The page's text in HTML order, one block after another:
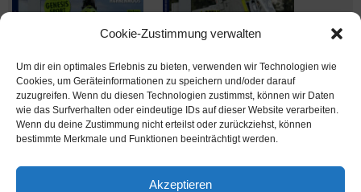
Cookie-Zustimmung verwalten
Um dir ein optimales Erlebnis zu bieten, verwenden wir Technologien wie
Cookies, um Geräteinformationen zu speichern und/oder darauf
zuzugreifen. Wenn du diesen Technologien zustimmst, können wir Daten
wie das Surfverhalten oder eindeutige IDs auf dieser Website verarbeiten.
Wenn du deine Zustimmung nicht erteilst oder zurückziehst, können
bestimmte Merkmale und Funktionen beeinträchtigt werden.
Akzeptieren
Ausgabe verpasst? Kein Problem – einfach nachbestellen im
Shop untershop.msv-medien.de